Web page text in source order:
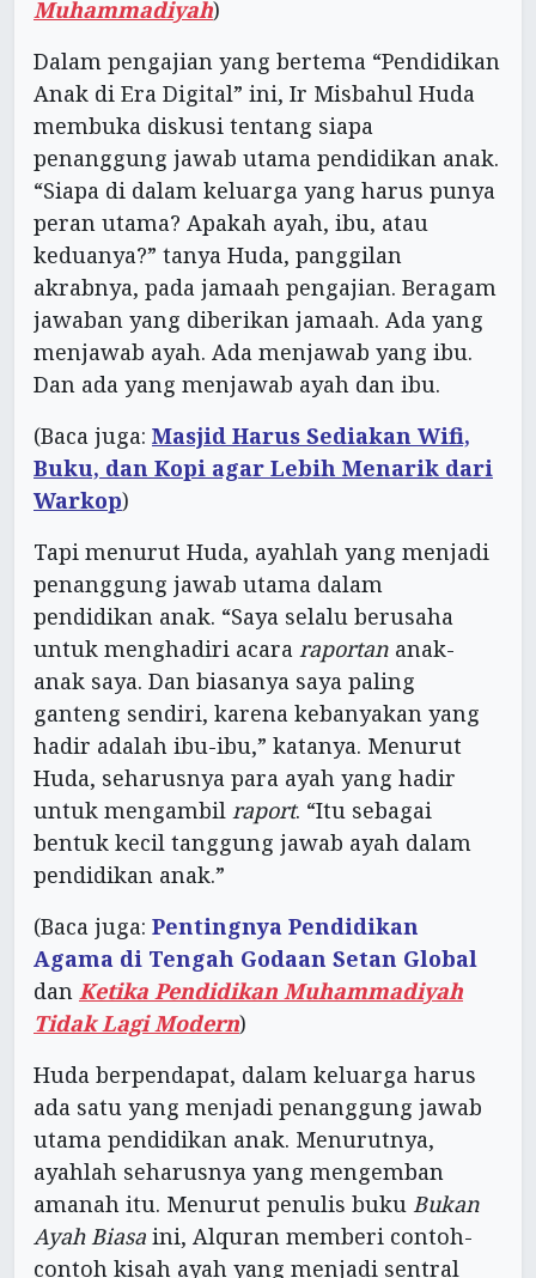
Muhammadiyah)
Dalam pengajian yang bertema “Pendidikan
Anak di Era Digital” ini, Ir Misbahul Huda
membuka diskusi tentang siapa
penanggung jawab utama pendidikan anak.
“Siapa di dalam keluarga yang harus punya
peran utama? Apakah ayah, ibu, atau
keduanya?” tanya Huda, panggilan
akrabnya, pada jamaah pengajian. Beragam
jawaban yang diberikan jamaah. Ada yang
menjawab ayah. Ada menjawab yang ibu.
Dan ada yang menjawab ayah dan ibu.
(Baca juga: Masjid Harus Sediakan Wifi,
Buku, dan Kopi agar Lebih Menarik dari
Warkop)
Tapi menurut Huda, ayahlah yang menjadi
penanggung jawab utama dalam
pendidikan anak. “Saya selalu berusaha
untuk menghadiri acara raportan anak-
anak saya. Dan biasanya saya paling
ganteng sendiri, karena kebanyakan yang
hadir adalah ibu-ibu,” katanya. Menurut
Huda, seharusnya para ayah yang hadir
untuk mengambil raport. “Itu sebagai
bentuk kecil tanggung jawab ayah dalam
pendidikan anak.”
(Baca juga: Pentingnya Pendidikan
Agama di Tengah Godaan Setan Global
dan Ketika Pendidikan Muhammadiyah
Tidak Lagi Modern)
Huda berpendapat, dalam keluarga harus
ada satu yang menjadi penanggung jawab
utama pendidikan anak. Menurutnya,
ayahlah seharusnya yang mengemban
amanah itu. Menurut penulis buku Bukan
Ayah Biasa ini, Alquran memberi contoh-
contoh kisah ayah yang menjadi sentral